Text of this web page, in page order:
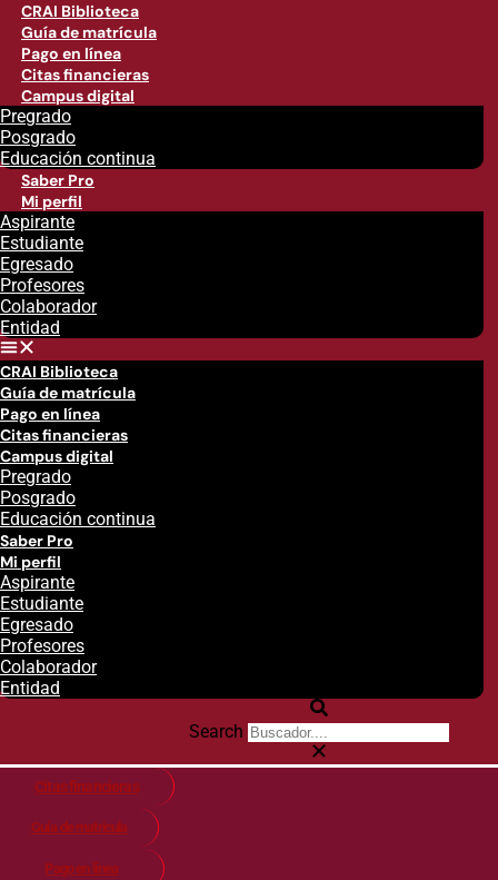
CRAI Biblioteca
Guía de matrícula
Pago en línea
Citas financieras
Campus digital
Pregrado
Posgrado
Educación continua
Saber Pro
Mi perfil
Aspirante
Estudiante
Egresado
Profesores
Colaborador
Entidad
CRAI Biblioteca
Guía de matrícula
Pago en línea
Citas financieras
Campus digital
Pregrado
Posgrado
Educación continua
Saber Pro
Mi perfil
Aspirante
Estudiante
Egresado
Profesores
Colaborador
Entidad
Search
Citas financieras
Guía de matricula
Pago en línea